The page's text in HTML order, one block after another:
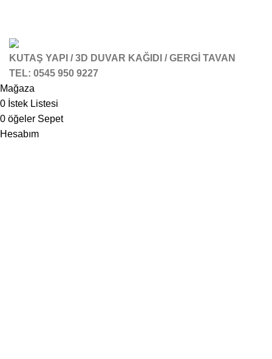
KUTAŞ YAPI / 3D DUVAR KAĞIDI / GERGİ TAVAN
TEL: 0545 950 9227
Mağaza
0 İstek Listesi
0 öğeler Sepet
Hesabım